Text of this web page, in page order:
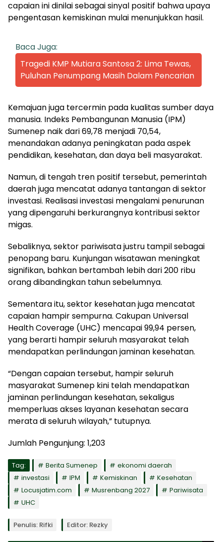
capaian ini dinilai sebagai sinyal positif bahwa upaya
pengentasan kemiskinan mulai menunjukkan hasil.
Baca Juga:
Tragedi KMP Mutiara Santosa 2: Lima Tewas,
Puluhan Penumpang Masih Dalam Pencarian
Kemajuan juga tercermin pada kualitas sumber daya
manusia. Indeks Pembangunan Manusia (IPM)
Sumenep naik dari 69,78 menjadi 70,54,
menandakan adanya peningkatan pada aspek
pendidikan, kesehatan, dan daya beli masyarakat.
Namun, di tengah tren positif tersebut, pemerintah
daerah juga mencatat adanya tantangan di sektor
investasi. Realisasi investasi mengalami penurunan
yang dipengaruhi berkurangnya kontribusi sektor
migas.
Sebaliknya, sektor pariwisata justru tampil sebagai
penopang baru. Kunjungan wisatawan meningkat
signifikan, bahkan bertambah lebih dari 200 ribu
orang dibandingkan tahun sebelumnya.
Sementara itu, sektor kesehatan juga mencatat
capaian hampir sempurna. Cakupan Universal
Health Coverage (UHC) mencapai 99,94 persen,
yang berarti hampir seluruh masyarakat telah
mendapatkan perlindungan jaminan kesehatan.
“Dengan capaian tersebut, hampir seluruh
masyarakat Sumenep kini telah mendapatkan
jaminan perlindungan kesehatan, sekaligus
memperluas akses layanan kesehatan secara
merata di seluruh wilayah,” tutupnya.
Jumlah Pengunjung: 1,203
Tag: Berita Sumenep
ekonomi daerah
investasi
IPM Kemiskinan
Kesehatan
Locusjatim.com
Musrenbang 2027
Pariwisata
UHC
Penulis: Rifki Editor: Rezky